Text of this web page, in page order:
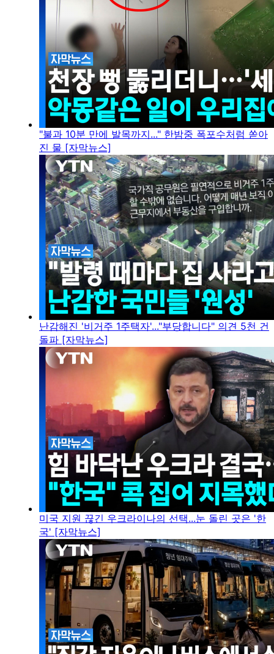
"불과 10분 만에 발목까지..." 한밤중 폭포수처럼 쏟아
진 물 [자막뉴스]
난감해진 '비거주 1주택자'..."부당합니다" 의견 5천 건
돌파 [자막뉴스]
미국 지원 끊긴 우크라이나의 선택...눈 돌린 곳은 '한
국' [자막뉴스]